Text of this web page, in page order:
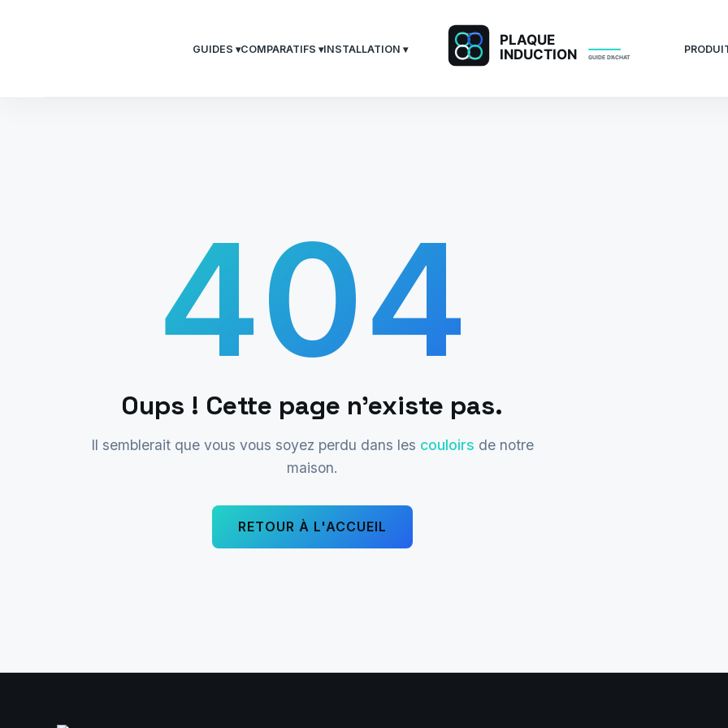
GUIDES ▾COMPARATIFS ▾INSTALLATION ▾
404
Oups ! Cette page n'existe pas.
Il semblerait que vous vous soyez perdu dans les couloirs de notre
maison.
RETOUR À L'ACCUEIL